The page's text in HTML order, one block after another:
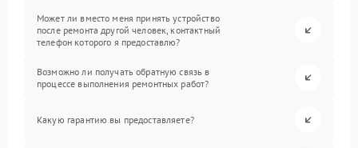
Может ли вместо меня принять устройство
после ремонта другой человек, контактный
телефон которого я предоставлю?
Возможно ли получать обратную связь в
процессе выполнения ремонтных работ?
Какую гарантию вы предоставляете?